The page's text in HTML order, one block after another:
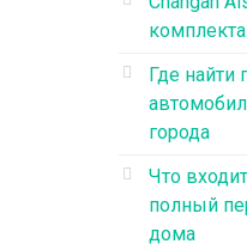
Где
города
Что
полный
дома